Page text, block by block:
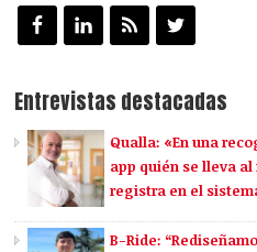
Entrevistas destacadas
Qualla: «En una
app quién se lleva al
registra en el
B-Ride: